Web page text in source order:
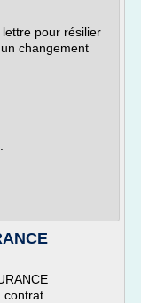
pour résilier
changement
contrat